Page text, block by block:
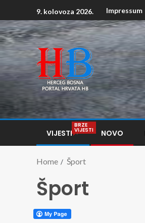
9. kolovoza 2026. Impressum
VIJESTI
BRZE
VIJESTI NOVO
Home Šport
Šport